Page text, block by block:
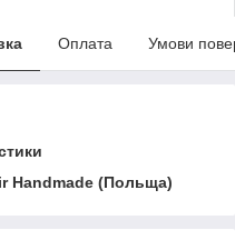
Оплата Умови
Handmade (Польща)